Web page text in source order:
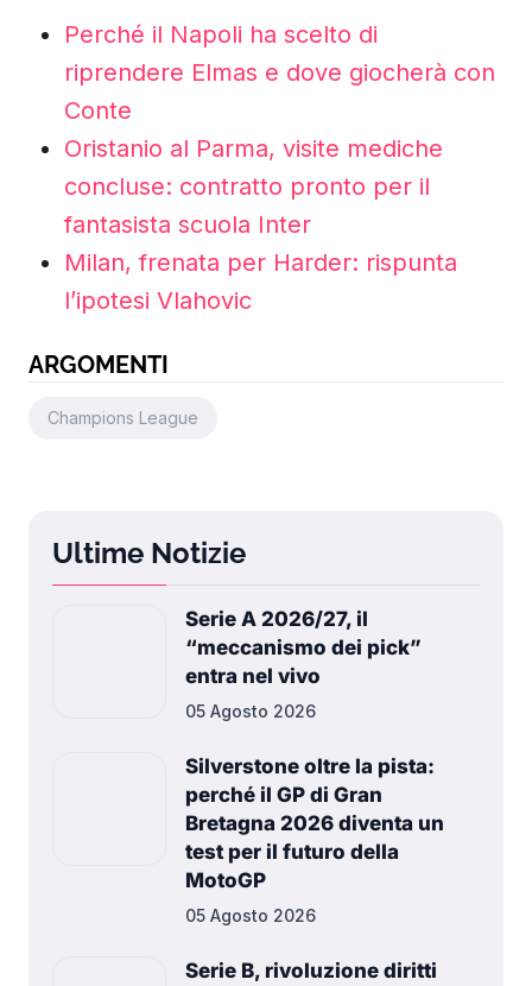
Perché il Napoli ha scelto di
riprendere Elmas e dove giocherà con
Conte
Oristanio al Parma, visite mediche
concluse: contratto pronto per il
fantasista scuola Inter
Milan, frenata per Harder: rispunta
l’ipotesi Vlahovic
ARGOMENTI
Champions League
Ultime Notizie
Serie A 2026/27, il
“meccanismo dei pick”
entra nel vivo
05 Agosto 2026
Silverstone oltre la pista:
perché il GP di Gran
Bretagna 2026 diventa un
test per il futuro della
MotoGP
05 Agosto 2026
Serie B, rivoluzione diritti